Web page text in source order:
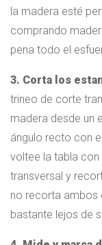
la madera esté
comprando
pena todo el
3. Corta los
trineo de corte
madera desde un
ángulo recto con
voltee la tabla
transversal y
no recorta ambos
bastante lejos de